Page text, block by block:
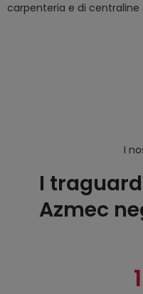
carpenteria e di centraline
I
I
Azmec